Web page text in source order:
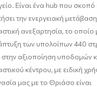
Είναι ένα hub που σκοπό
την ενεργειακή
ανεξαρτησία, το
των υπολοίπων 440
στην αξιοποίηση υποδομών
κέντρου, με ειδική
μας με το Θριάσο είναι